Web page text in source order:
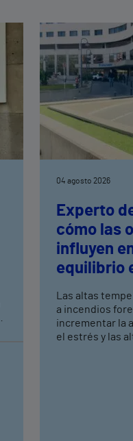
04 agosto 2026
Experto
cómo las
influyen
equilibrio
Las altas
a incendios
incrementar la
el estrés y las